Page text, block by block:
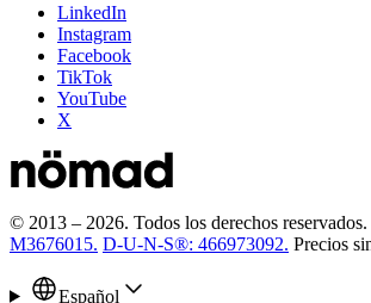
LinkedIn
Instagram
Facebook
TikTok
YouTube
X
© 2013 – 2026. Todos los derechos reservados.
M3676015. D-U-N-S®: 466973092. Precios
Español